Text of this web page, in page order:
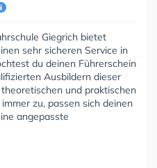
Giegrich bietet
sehr sicheren Service in
du deinen Führerschein
Ausbildern dieser
und praktischen
zu, passen sich deinen
angepasste